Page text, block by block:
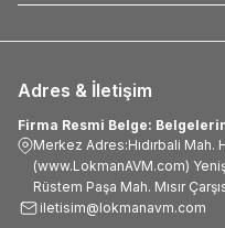
Adres & İletişim
Firma Resmi Belge:
Merkez Adres:Hıdırbali Mah.
(www.LokmanAVM.com)
Rüstem Paşa Mah. Mısır
iletisim@lokmanavm.com